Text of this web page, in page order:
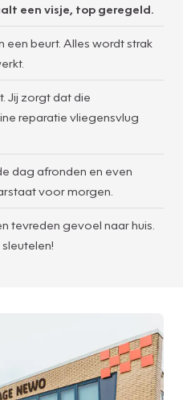
een visje, top geregeld.
een beurt. Alles wordt strak
Jij zorgt dat die
reparatie vliegensvlug
dag afronden en even
voor morgen.
tevreden gevoel naar huis.